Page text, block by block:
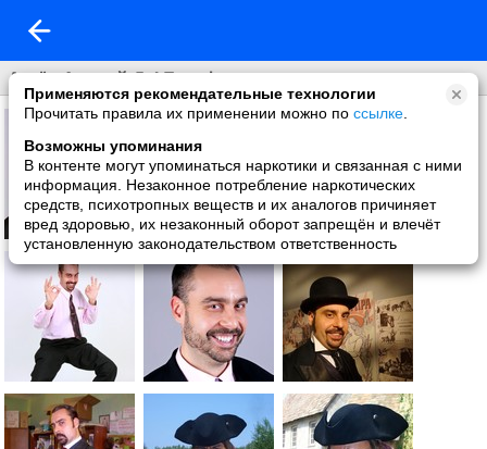
Применяются рекомендательные технологии
Прочитать правила их применении можно по ссылке
Возможны упоминания
В контенте могут упоминаться наркотики и связанная с ними
информация. Незаконное потребление наркотических
средств, психотропных веществ и их аналогов причиняет
вред здоровью, их незаконный оборот запрещён и влечёт
установленную законодательством ответственность
Актёр Андрей Да! Портфолио